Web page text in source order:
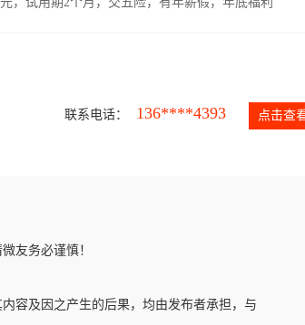
联系电话： 136****4393 点击查
友务必谨慎！
容及因之产生的后果，均由发布者承担，与